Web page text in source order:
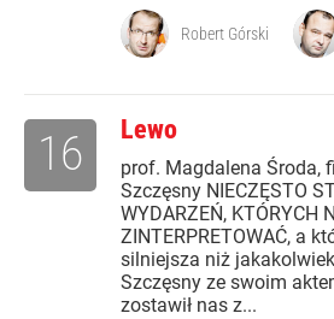
Robert Górski
Lewo
prof. Magdalena Środa,
Szczęsny NIECZĘSTO
WYDARZEŃ, KTÓRYCH
ZINTERPRETOWAĆ, a
silniejsza niż
Szczęsny ze swoim
zostawił nas z...
16